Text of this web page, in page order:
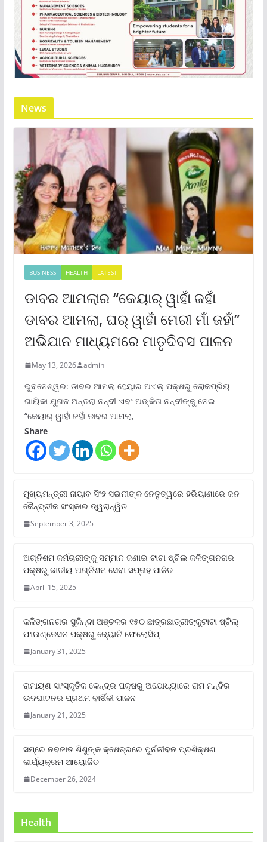
News
BUSINESS HEALTH LATEST
ଡାବର ଆମଲାର “କେୟାର୍ ୱାହାଁ ଜହାଁ
ଡାବର ଆମଲା, ଘର୍ ୱାହାଁ ମେରୀ ମାଁ ଜହାଁ”
ଅଭିଯାନ ମାଧ୍ୟମରେ ମାତୃଦିବସ ପାଳନ
May 13, 2026 admin
ଭୁବନେଶ୍ୱର: ଡାବର ଆମଲା ହେୟାର ଅଏଲ୍ ପକ୍ଷରୁ ଲୋକପ୍ରିୟ
ଗାୟିକା ଯୁଗଳ ଅନ୍ତରା ନନ୍ଦୀ ଏବଂ ଅଙ୍କିତା ନନ୍ଦୀଙ୍କୁ ନେଇ
“କେୟାର୍ ୱାହାଁ ଜହାଁ ଡାବର ଆମଲା,
Share
ମୁଖ୍ୟମନ୍ତ୍ରୀ ନାୟାବ ସିଂହ ସଇନୀଙ୍କ ନେତୃତ୍ୱରେ ହରିୟାଣାରେ ଜନ
କୈନ୍ଦ୍ରୀକ ସଂସ୍କାର ତ୍ୱରାନ୍ୱିତ
September 3, 2025
ଅଗ୍ନିଶମ କର୍ମଚାରୀଙ୍କୁ ସମ୍ମାନ ଜଣାଇ ଟାଟା ଷ୍ଟିଲ କଳିଙ୍ଗନଗର
ପକ୍ଷରୁ ଜାତୀୟ ଅଗ୍ନିଶମ ସେବା ସପ୍ତାହ ପାଳିତ
April 15, 2025
କଳିଙ୍ଗନଗର ସୁକିନ୍ଦା ଅଞ୍ଚଳର ୧୫୦ ଛାତ୍ରଛାତ୍ରୀଙ୍କୁଟାଟା ଷ୍ଟିଲ୍
ଫାଉଣ୍ଡେସନ ପକ୍ଷରୁ ଜ୍ୟୋତି ଫେଲୋସିପ୍‌
January 31, 2025
ରାମାୟଣ ସାଂସ୍କୃତିକ କେନ୍ଦ୍ର ପକ୍ଷରୁ ଅଯୋଧ୍ୟାରେ ରାମ ମନ୍ଦିର
ଉଦଘାଟନର ପ୍ରଥମ ବାର୍ଷିକୀ ପାଳନ
January 21, 2025
ସମ୍‌ରେ ନବଜାତ ଶିଶୁଙ୍କ କ୍ଷେତ୍ରରେ ପୁର୍ନଜୀବନ ପ୍ରଶିକ୍ଷଣ
କାର୍ଯ୍ୟକ୍ରମ ଆୟୋଜିତ
December 26, 2024
Health